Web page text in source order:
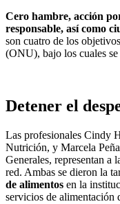
Cero hambre, acción
responsable, así como
son cuatro de los
(ONU), bajo los cuales
Detener el
Las profesionales Cindy
Nutrición, y Marcela
Generales, representan a
red. Ambas se dieron la
de alimentos en la
servicios de alimentación